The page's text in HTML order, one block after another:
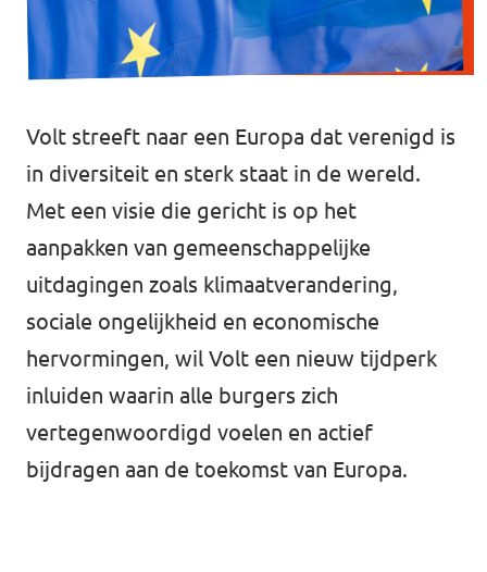
Volt Rheden
Volt Veluwe Noord
Volt Rivierenland
Volt Gelderland
↗️ Overzicht alle Nederlandse afdelingen
↗️ Over de grens Noordrijn-Westfalen
Vacatures
Vacature kandidaat-Statenlid
Agenda
Evenementen →
Vacatures →
Volt streeft naar een Europa dat verenigd is
in diversiteit en sterk staat in de wereld.
Met een visie die gericht is op het
aanpakken van gemeenschappelijke
uitdagingen zoals klimaatverandering,
sociale ongelijkheid en economische
hervormingen, wil Volt een nieuw tijdperk
inluiden waarin alle burgers zich
vertegenwoordigd voelen en actief
bijdragen aan de toekomst van Europa.